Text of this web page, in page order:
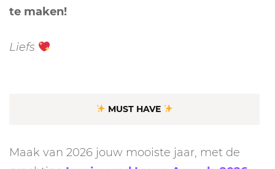
te maken!
Liefs
MUST HAVE
Maak van 2026 jouw mooiste jaar, met de